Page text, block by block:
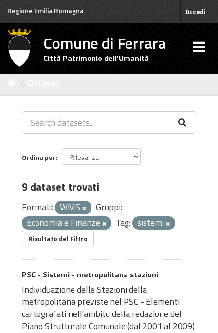
Salta
contenuto
Regione Emilia Romagna Accedi
Comune di Ferrara
Città Patrimonio dell'Umanità
Ordina per
9 dataset trovati
Formati: WMS
Gruppi:
Economia e Finanze
Tag: sistemi
Risultato del Filtro
PSC - Sistemi - metropolitana stazioni
Individuazione delle Stazioni della
metropolitana previste nel PSC - Elementi
cartografati nell'ambito della redazione del
Piano Strutturale Comunale (dal 2001 al 2009)